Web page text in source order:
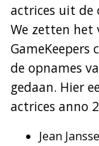
actrices uit de
We zetten het
de opnames
gedaan. Hier
actrices anno
Jean